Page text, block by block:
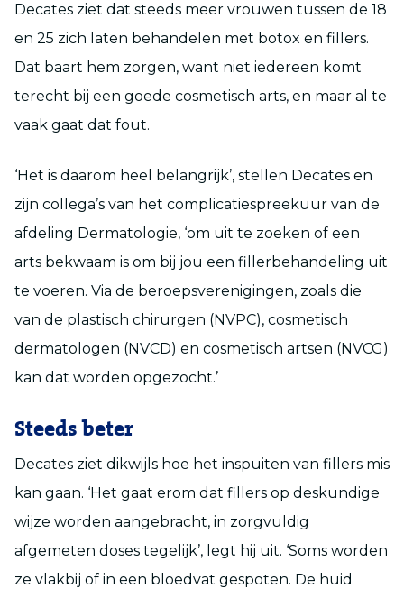
Decates ziet dat steeds meer vrouwen tussen de 18
en 25 zich laten behandelen met botox en fillers.
Dat baart hem zorgen, want niet iedereen komt
terecht bij een goede cosmetisch arts, en maar al te
vaak gaat dat fout.
‘Het is daarom heel belangrijk’, stellen Decates en
zijn collega’s van het complicatiespreekuur van de
afdeling Dermatologie, ‘om uit te zoeken of een
arts bekwaam is om bij jou een fillerbehandeling uit
te voeren. Via de beroepsverenigingen, zoals die
van de plastisch chirurgen (NVPC), cosmetisch
dermatologen (NVCD) en cosmetisch artsen (NVCG)
kan dat worden opgezocht.’
Steeds beter
Decates ziet dikwijls hoe het inspuiten van fillers mis
kan gaan. ‘Het gaat erom dat fillers op deskundige
wijze worden aangebracht, in zorgvuldig
afgemeten doses tegelijk’, legt hij uit. ‘Soms worden
ze vlakbij of in een bloedvat gespoten. De huid